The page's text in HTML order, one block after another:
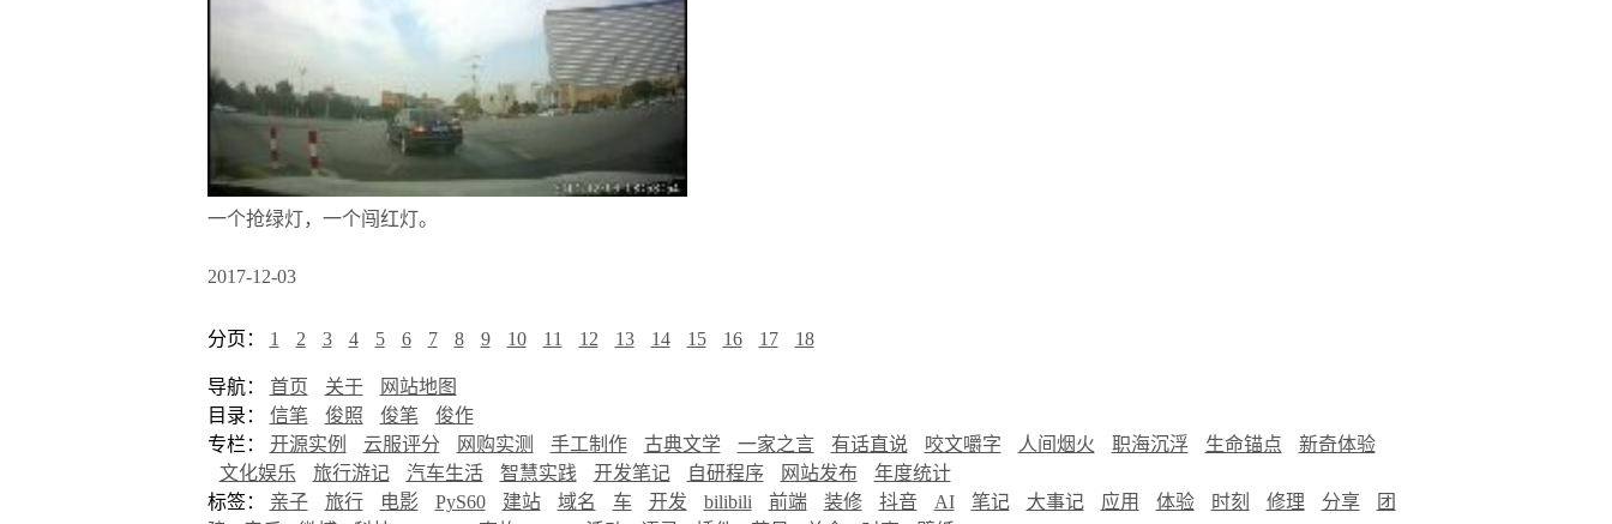
一个抢绿灯，一个闯红灯。
2017-12-03
分页： 1 2 3 4 5 6 7 8 9 10 11 12 13 14 15 16 17 18
导航： 首页 关于
网站地图
目录： 信笔 俊照 俊笔
俊作
专栏： 开源实例 云服评分 网购实测 手工制作 古典文学 一家之言 有话直说 咬文嚼字 人间烟火 职海沉浮 生命锚点
新奇体验
文化娱乐
旅行游记 汽车生活 智慧实践 开发笔记 自研程序 网站发布
年度统计
标签： 亲子 旅行 电影 PyS60 建站 域名 车 开发 bilibili 前端 装修 抖音 AI 笔记 大事记 应用 体验 时刻 修理 分享
团